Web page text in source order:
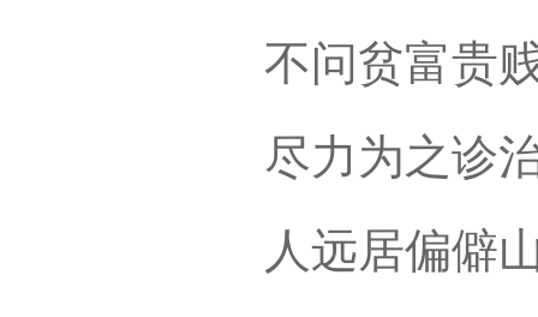
不问贫富贵
尽力为之诊
人远居偏僻